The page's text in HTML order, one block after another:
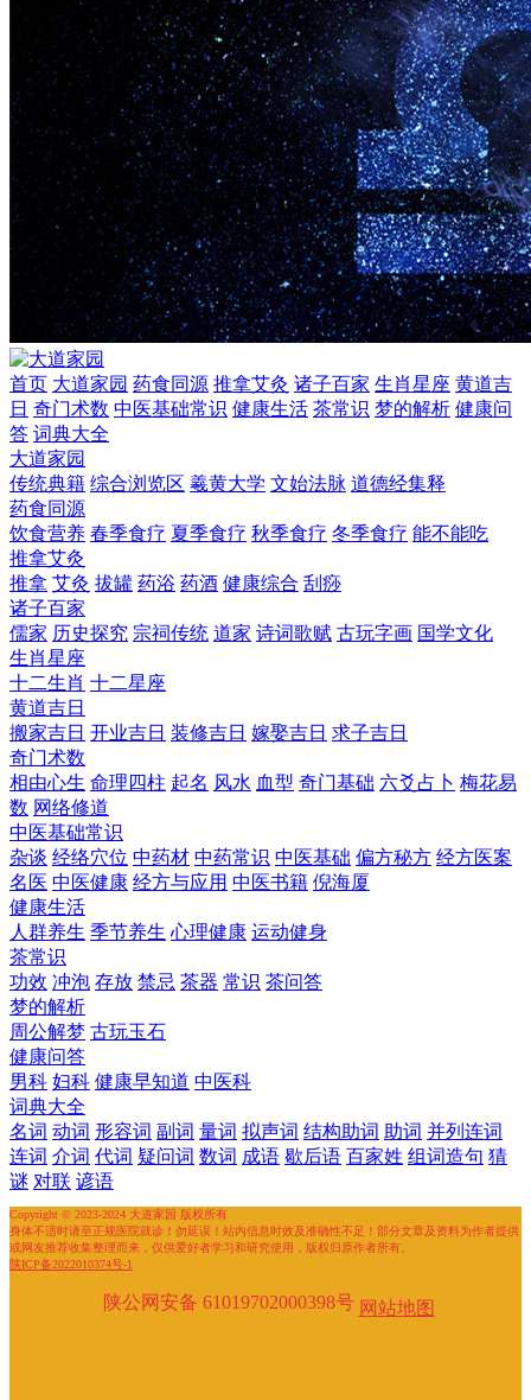
首页 大道家园 药食同源 推拿艾灸 诸子百家 生肖星座 黄道吉
日 奇门术数 中医基础常识 健康生活 茶常识 梦的解析 健康问
答 词典大全
大道家园
传统典籍 综合浏览区 羲黄大学 文始法脉 道德经集释
药食同源
饮食营养 春季食疗 夏季食疗 秋季食疗 冬季食疗 能不能吃
推拿艾灸
推拿 艾灸 拔罐 药浴 药酒 健康综合 刮痧
诸子百家
儒家 历史探究 宗祠传统 道家 诗词歌赋 古玩字画 国学文化
生肖星座
十二生肖 十二星座
黄道吉日
搬家吉日 开业吉日 装修吉日 嫁娶吉日 求子吉日
奇门术数
相由心生 命理四柱 起名 风水 血型 奇门基础 六爻占卜 梅花易
数 网络修道
中医基础常识
杂谈 经络穴位 中药材 中药常识 中医基础 偏方秘方 经方医案
名医 中医健康 经方与应用 中医书籍 倪海厦
健康生活
人群养生 季节养生 心理健康 运动健身
茶常识
功效 冲泡 存放 禁忌 茶器 常识 茶问答
梦的解析
周公解梦 古玩玉石
健康问答
男科 妇科 健康早知道 中医科
词典大全
名词 动词 形容词 副词 量词 拟声词 结构助词 助词 并列连词
连词 介词 代词 疑问词 数词 成语 歇后语 百家姓 组词造句 猜
谜 对联 谚语
Copyright © 2023-2024 大道家园 版权所有
身体不适时请至正规医院就诊！勿延误！站内信息时效及准确性不足！部分文章及资料为作者提供
或网友推荐收集整理而来，仅供爱好者学习和研究使用，版权归原作者所有。
陕ICP备2022010374号-1
陕公网安备 61019702000398号 网站地图